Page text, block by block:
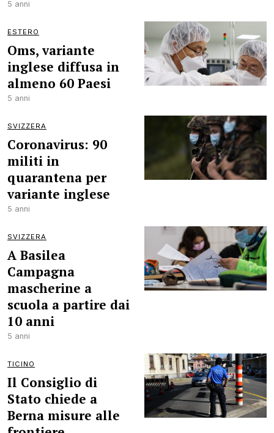
5 anni
ESTERO
Oms, variante
inglese diffusa in
almeno 60 Paesi
5 anni
SVIZZERA
Coronavirus: 90
militi in
quarantena per
variante inglese
5 anni
SVIZZERA
A Basilea
Campagna
mascherine a
scuola a partire dai
10 anni
5 anni
TICINO
Il Consiglio di
Stato chiede a
Berna misure alle